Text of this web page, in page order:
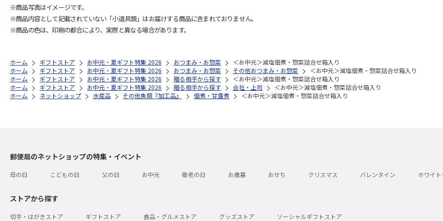
※商品写真はイメージです。
※商品内容として記載されていない「小道具類」はお届けする商品に含まれておりません。
※商品の色は、印刷の都合により、実際と異なる場合があります。
ホーム ギフトストア お中元・夏ギフト特集 2026 おつまみ・お惣菜
＜お中元＞減塩佃煮・惣菜詰合せ箱入り
ホーム
ギフトストア お中元・夏ギフト特集 2026 おつまみ・お惣菜 その他おつまみ・お惣菜
＜お中元＞減塩佃煮・惣菜詰合せ箱入り
ホーム
ギフトストア お中元・夏ギフト特集 2026 贈る相手から探す
＜お中元＞減塩佃煮・惣菜詰合せ箱入り
ホーム
ギフトストア お中元・夏ギフト特集 2026 贈る相手から探す 会社・上司
＜お中元＞減塩佃煮・惣菜詰合せ箱入り
ホーム
ネットショップ 水産品 その他魚類『加工品』 佃煮・甘露煮 ＜お中元＞減塩佃煮・惣菜詰合せ箱入り
郵便局のネットショップの特集・イベント
母の日 こどもの日 父の日 お中元 敬老の日 お歳暮 おせち クリスマス バレンタイン ホワイ
ストアから探す
切手・はがきストア ギフトストア 食品・グルメストア グッズストア ソーシャルギフトストア